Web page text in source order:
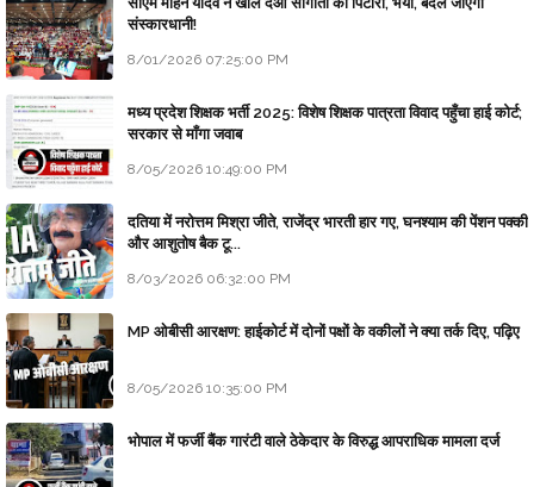
संस्कारधानी!
8/01/2026 07:25:00 PM
मध्य प्रदेश शिक्षक भर्ती 2025: विशेष शिक्षक पात्रता विवाद पहुँचा हाई कोर्ट;
सरकार से माँगा जवाब
8/05/2026 10:49:00 PM
दतिया में नरोत्तम मिश्रा जीते, राजेंद्र भारती हार गए, घनश्याम की पेंशन पक्की
और आशुतोष बैक टू...
8/03/2026 06:32:00 PM
MP ओबीसी आरक्षण: हाईकोर्ट में दोनों पक्षों के वकीलों ने क्या तर्क दिए, पढ़िए
8/05/2026 10:35:00 PM
भोपाल में फर्जी बैंक गारंटी वाले ठेकेदार के विरुद्ध आपराधिक मामला दर्ज